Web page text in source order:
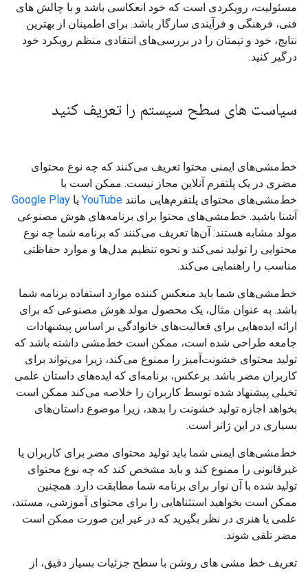
مسئولیت، رویکردی است که خود انعکاسی باشد و با چالش های
فنی، فرهنگی و فرآیندی سازگار باشد. برای اطمینان از بهترین
نتایج، خود و تیمتان را در بررسی‌های انتقادی منظم رویکرد خود
درگیر کنید.
سیاست های سطح سیستم را تعریف کنید
خط‌مشی‌های ایمنی محتوا تعریف می‌کنند که چه نوع محتوای
مضری در یک پلتفرم آنلاین مجاز نیست. ممکن است با
خط‌مشی‌های محتوای پلتفرم‌هایی مانند YouTube یا Google Play
آشنا باشید. خط‌مشی‌های محتوا برای برنامه‌های هوش مصنوعی
مولد مشابه هستند: آن‌ها تعریف می‌کنند که برنامه شما چه نوع
محتوایی را تولید نمی‌کند و نحوه تنظیم مدل‌ها و موارد حفاظتی
مناسب را راهنمایی می‌کند.
خط‌مشی‌های شما باید منعکس کننده موارد استفاده برنامه شما
باشد. به عنوان مثال، یک محصول مولد هوش مصنوعی که برای
ارائه ایده‌هایی برای فعالیت‌های خانوادگی بر اساس پیشنهادات
جامعه طراحی شده است، ممکن است خط‌مشی داشته باشد که
تولید محتوای خشونت‌آمیز را ممنوع می‌کند، زیرا می‌تواند برای
کاربران مضر باشد. برعکس، برنامه‌ای که ایده‌های داستان علمی
تخیلی پیشنهاد شده توسط کاربران را خلاصه می‌کند ممکن است
بخواهد اجازه تولید خشونت را بدهد، زیرا موضوع داستان‌های
بسیاری در این ژانر است.
خط‌مشی‌های ایمنی شما باید تولید محتوای مضر برای کاربران یا
غیرقانونی را ممنوع کند و باید مشخص کند که چه نوع محتوای
تولید شده با آن نوار برای برنامه شما مطابقت دارد. همچنین
ممکن است بخواهید استثناهایی را برای محتوای آموزشی، مستند،
علمی یا هنری در نظر بگیرید که در غیر این صورت ممکن است
مضر تلقی شوند.
تعریف خط مشی های روشن با سطح جزئیات بسیار دقیق، از